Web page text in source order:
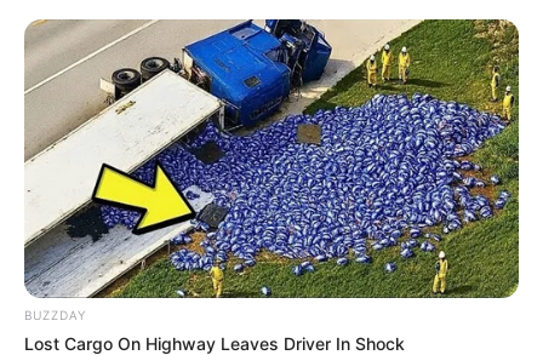
6 DIVIDE AND RULE
7 NO LIMIT DREAM
8 LORD OF WAR
9 LEOPARDUCCIO
10 ROOFTOP
11 SALALAH
12 QUARTZ DU HOULEY
13 CORTADO
14 COSMO BEAU
15 LORD SINCLAIR
16 MICHIGAN FIRE
BUZZDAY
Lost Cargo On Highway Leaves Driver In Shock